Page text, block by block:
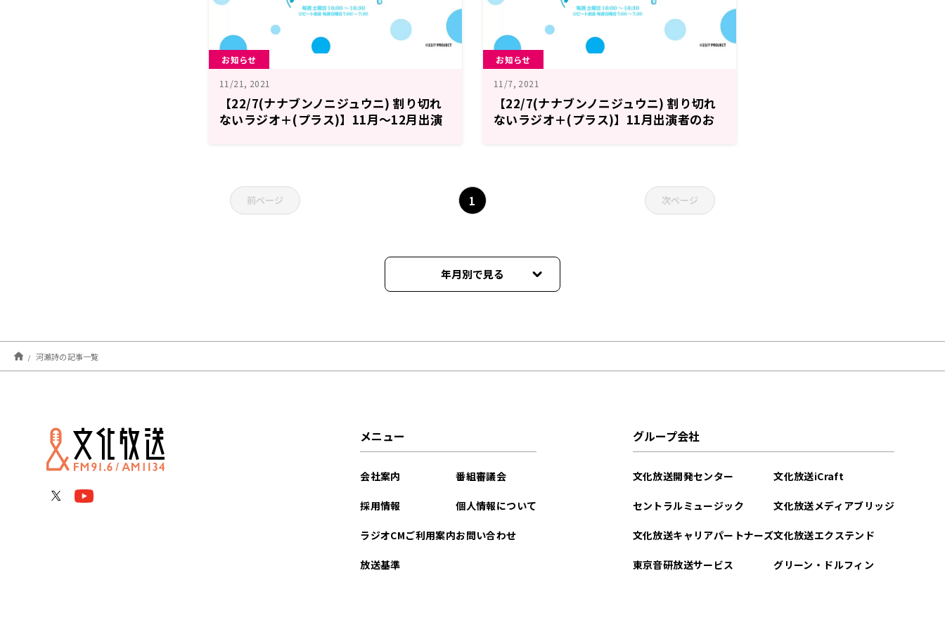
お知らせ
11/21, 2021
【22/7(ナナブンノニジュウニ) 割り切れ
ないラジオ＋(プラス)】11月〜12月出演
お知らせ
11/7, 2021
【22/7(ナナブンノニジュウニ) 割り切れ
ないラジオ＋(プラス)】11月出演者のお
前ページ 1 次ページ
年月別で見る
2022年07月
2022年06月
河瀬詩の記事一覧
メニュー
会社案内
採用情報
ラジオCMご利用案内
放送基準
番組審議会
個人情報について
お問い合わせ
グループ会社
文化放送開発センター
セントラルミュージック
文化放送キャリアパートナーズ
東京音研放送サービス
文化放送iCraft
文化放送メディアブリッジ
文化放送エクステンド
グリーン・ドルフィン